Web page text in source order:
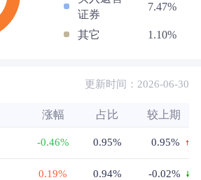
证券
7.47%
其它 1.10%
更新时间：2026-06-30
涨幅 占比 较上期
-0.46% 0.95% 0.95%
0.19% 0.94% -0.02%